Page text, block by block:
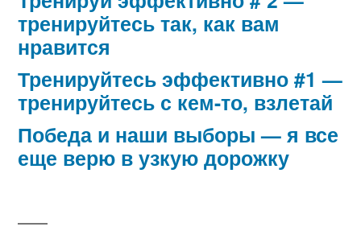
тренируйтесь так, как вам
нравится
Тренируйтесь эффективно #1 —
тренируйтесь с кем-то, взлетай
Победа и наши выборы — я все
еще верю в узкую дорожку